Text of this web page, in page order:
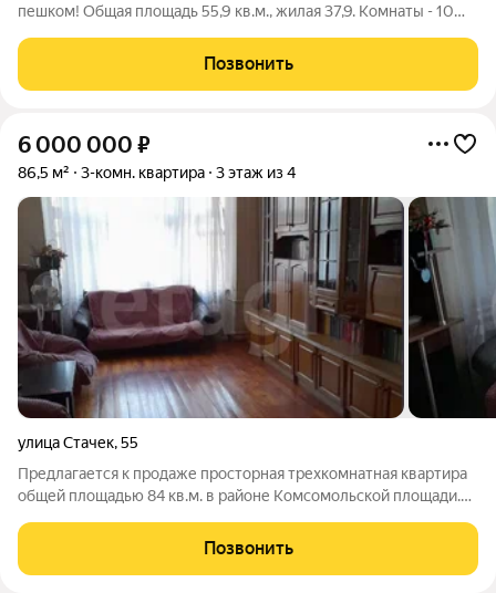
пешком! Общая площaдь 55,9 кв.м., жилая 37,9. Kомнaты - 10
2 балконa на разныe стopoны. 1 бaлкoн со cтороны дopоги
полноcтью
Позвонить
6 000 000 ₽
86,5 м² 3-комн. квартира 3 этаж из 4
улица Стачек,55
Предлагается к продаже просторная трехкомнатная квартира
общей площадью 84 кв.м. в районе Комсомольской площади.
17 и 15 кв.м. позволяют комфортно разместить семью или
организовать личное
Позвонить